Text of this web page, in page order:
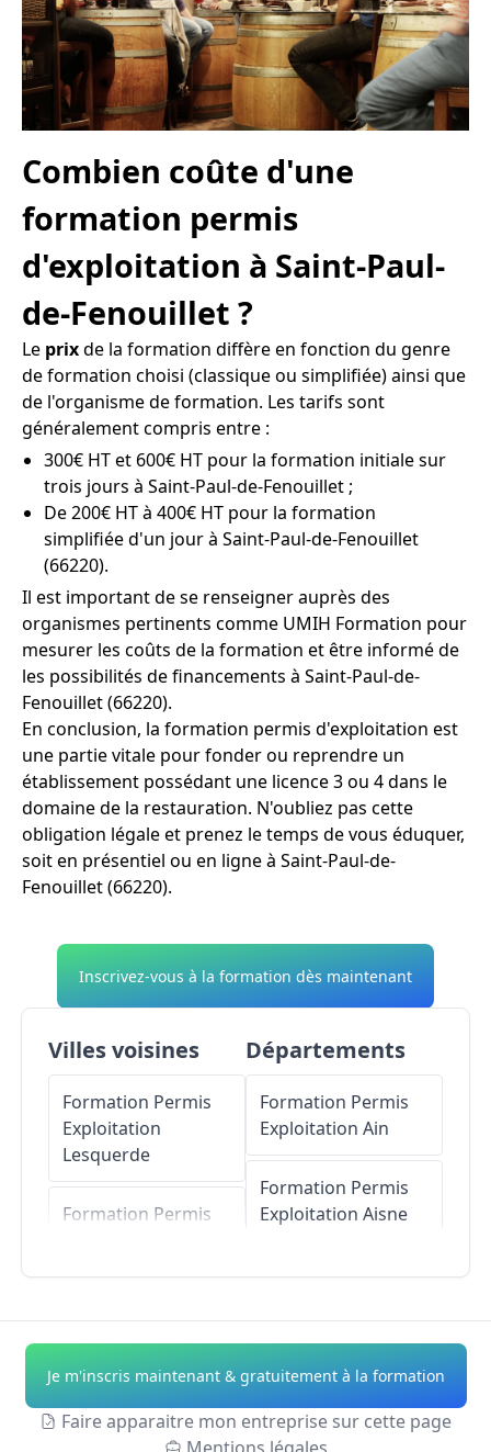
Combien coûte d'une
formation permis
d'exploitation à Saint-Paul-
de-Fenouillet ?
Le prixde la formation diffère en fonction du genre
de formation choisi (classique ou simplifiée) ainsi que
de l'organisme de formation. Les tarifs sont
généralement compris entre :
300€ HT et 600€ HT pour la formation initiale sur
trois jours à Saint-Paul-de-Fenouillet ;
De 200€ HT à 400€ HT pour la formation
simplifiée d'un jour à Saint-Paul-de-Fenouillet
(66220).
Il est important de se renseigner auprès des
organismes pertinents comme UMIH Formation pour
mesurer les coûts de la formation et être informé de
les possibilités de financements à Saint-Paul-de-
Fenouillet (66220).
En conclusion, la formation permis d'exploitation est
une partie vitale pour fonder ou reprendre un
établissement possédant une licence 3 ou 4 dans le
domaine de la restauration. N'oubliez pas cette
obligation légale et prenez le temps de vous éduquer,
soit en présentiel ou en ligne à Saint-Paul-de-
Fenouillet (66220).
Inscrivez-vous à la formation dès maintenant
Villes voisines
Formation Permis
Exploitation
Lesquerde
Formation Permis
Formation Permis
ExploitationSaint-
Martin
Formation Permis
Départements
Formation Permis
Exploitation Ain
Formation Permis
Exploitation Aisne
Formation Permis
ExploitationAlpes-
de-Haute-Provence
Je m'inscris maintenant & gratuitement à la formation
Faire apparaitre mon entreprise sur cette page
Mentions légales